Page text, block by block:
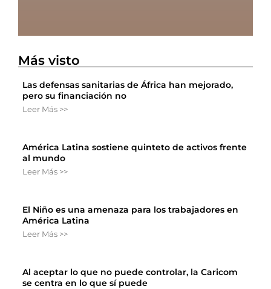
Más visto
Las defensas sanitarias de África han mejorado,
pero su financiación no
Leer Más >>
América Latina sostiene quinteto de activos frente
al mundo
Leer Más >>
El Niño es una amenaza para los trabajadores en
América Latina
Leer Más >>
Al aceptar lo que no puede controlar, la Caricom
se centra en lo que sí puede